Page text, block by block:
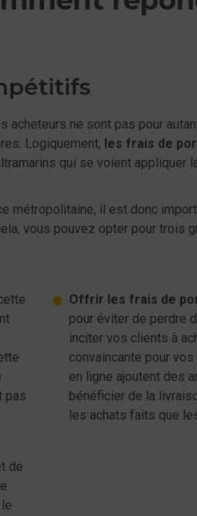
acheteurs ne sont pas pour
Logiquement, les frais de
qui se voient appliquer
métropolitaine, il est donc
vous pouvez opter pour trois
pas
Offrir les frais de
pour éviter de perdre
inciter vos clients à
convaincante pour
en ligne ajoutent des
bénéficier de la
les achats faits que
de